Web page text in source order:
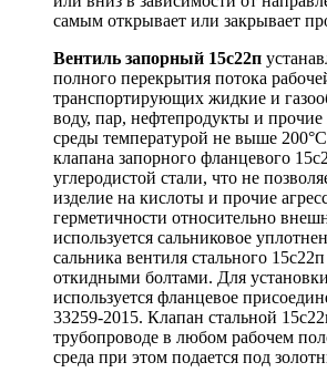
самым открывает или закрывает
Вентиль запорный 15с22п
полного перекрытия потока
транспортирующих жидкие и
воду, пар, нефтепродукты и прочие
среды температурой не выше
клапана запорного фланцевого
углеродистой стали, что не
изделие на кислоты и прочие
герметичности относительно
используется сальниковое
сальника вентиля стального
откидными болтами. Для
используется фланцевое
33259-2015. Клапан стальной
трубопроводе в любом рабочем
среда при этом подается под